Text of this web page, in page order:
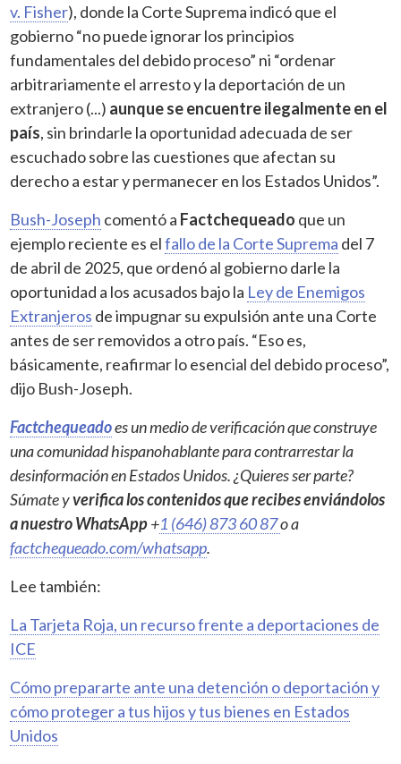
v. Fisher), donde la Corte Suprema indicó que el
gobierno “no puede ignorar los principios
fundamentales del debido proceso” ni “ordenar
arbitrariamente el arresto y la deportación de un
extranjero (...) aunque se encuentre ilegalmente en el
país, sin brindarle la oportunidad adecuada de ser
escuchado sobre las cuestiones que afectan su
derecho a estar y permanecer en los Estados Unidos”.
Bush-Joseph comentó a Factchequeado que un
ejemplo reciente es elfallo de la Corte Suprema del 7
de abril de 2025, que ordenó al gobierno darle la
oportunidad a los acusados bajo la Ley de Enemigos
Extranjeros de impugnar su expulsión ante una Corte
antes de ser removidos a otro país. “Eso es,
básicamente, reafirmar lo esencial del debido proceso”,
dijo Bush-Joseph.
Factchequeadoes un medio de verificación que construye
una comunidad hispanohablante para contrarrestar la
desinformación en Estados Unidos. ¿Quieres ser parte?
Súmate yverifica los contenidos que recibes enviándolos
a nuestro WhatsApp+1 (646) 873 60 87o a
factchequeado.com/whatsapp.
Lee también:
La Tarjeta Roja, un recurso frente a deportaciones de
ICE
Cómo prepararte ante una detención o deportación y
cómo proteger a tus hijos y tus bienes en Estados
Unidos